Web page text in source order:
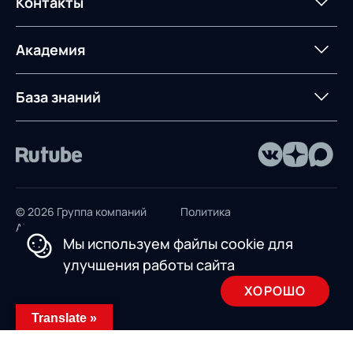
Управление
контейнерным
терминалом
Контакты
Академия
Предложение для
База знаний
© 2026 Группа компаний
AXELOT
Политика
Пользовательское
соглашение
Мы используем файлы cookie для
улучшения работы сайта
ХОРОШО
Translate »